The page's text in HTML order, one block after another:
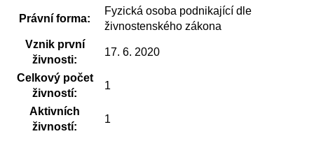
Právní forma:
Fyzická osoba podnikající dle
živnostenského zákona
Vznik první
živnosti:
17. 6. 2020
Celkový počet
živností:
1
Aktivních
živností:
1